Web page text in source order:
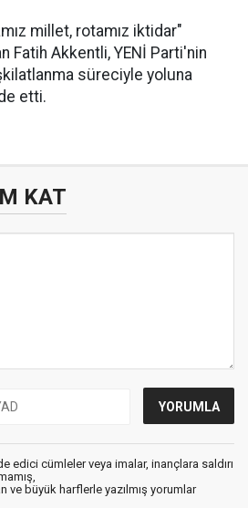
millet, rotamız iktidar"
Fatih Akkentli, YENİ Parti'nin
süreciyle yoluna
etti.
KAT
edici cümleler veya imalar, inançlara saldırı
ve büyük harflerle yazılmış yorumlar